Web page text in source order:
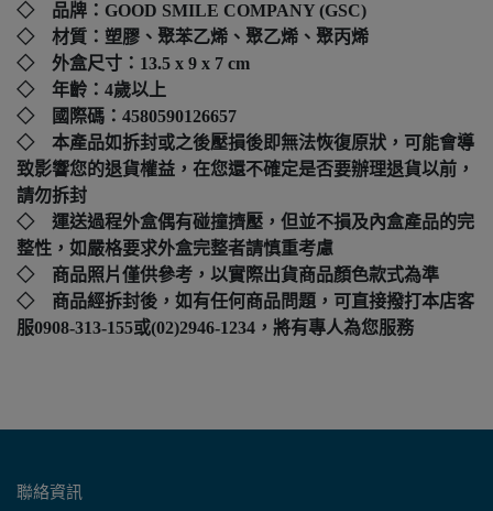
◇ 品牌：GOOD SMILE COMPANY (GSC)
◇ 材質：塑膠、聚苯乙烯、聚乙烯、聚丙烯
◇ 外盒尺寸：13.5 x 9 x 7 cm
◇ 年齡：4歲以上
◇ 國際碼： 4580590126657
◇ 本產品如拆封或之後壓損後即無法恢復原狀，可能會導
致影響您的退貨權益，在您還不確定是否要辦理退貨以前，
請勿拆封
◇ 運送過程外盒偶有碰撞擠壓，但並不損及內盒產品的完
整性，如嚴格要求外盒完整者請慎重考慮
◇ 商品照片僅供參考，以實際出貨商品顏色款式為準
◇ 商品經拆封後，如有任何商品問題，可直接撥打本店客
服0908-313-155或(02)2946-1234，將有專人為您服務
聯絡資訊